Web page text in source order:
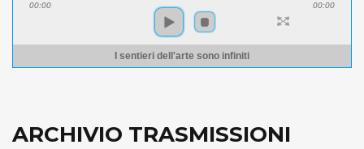
00:00 00:00
I sentieri dell'arte sono infiniti
ARCHIVIO TRASMISSIONI